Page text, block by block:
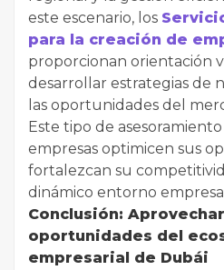
este escenario, los
para la creación de
proporcionan orientación
desarrollar estrategias de
las oportunidades del
Este tipo de
empresas optimicen sus
fortalezcan su
dinámico entorno
Conclusión:
oportunidades del
empresarial de Dubái